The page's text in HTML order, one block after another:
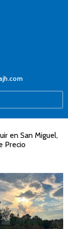
en San Miguel,
Precio